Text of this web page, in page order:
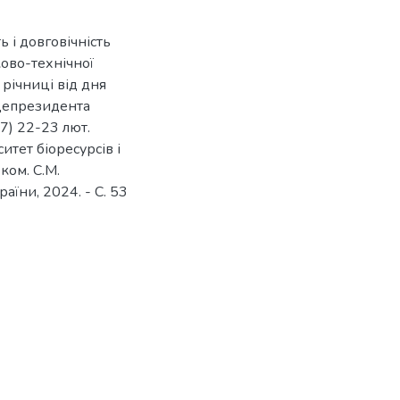
довговічність
технічної
від дня
22-23 лют.
біоресурсів і
С.М.
2024. - С. 53